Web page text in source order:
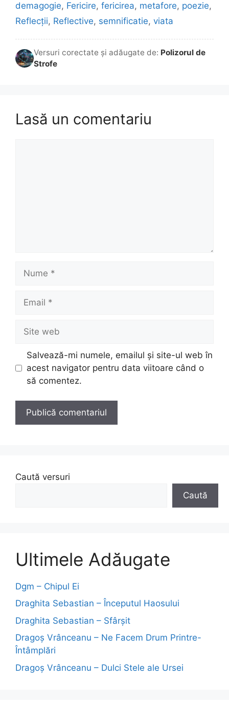
demagogie, Fericire, fericirea, metafore, poezie,
Reflecții, Reflective, semnificatie, viata
Versuri corectate și adăugate de: Polizorul de
Strofe
Lasă un comentariu
Nume
Email
Site
web
Salvează-mi numele, emailul și site-ul web în
acest navigator pentru data viitoare când o
să comentez.
Caută versuri
Caută
Ultimele Adăugate
Dgm – Chipul Ei
Draghita Sebastian – Începutul Haosului
Draghita Sebastian – Sfârșit
Dragoş Vrânceanu – Ne Facem Drum Printre-
Întâmplări
Dragoş Vrânceanu – Dulci Stele ale Ursei